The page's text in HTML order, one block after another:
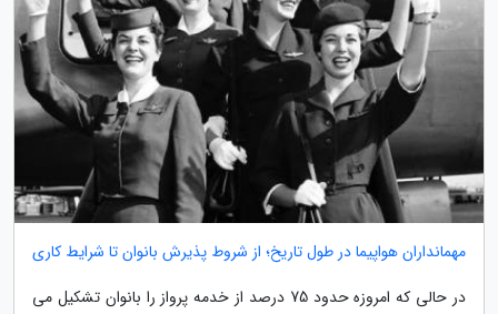
مهمانداران هواپیما در طول تاریخ؛ از شروط پذیرش بانوان تا شرایط کاری
در حالی که امروزه حدود 75 درصد از خدمه پرواز را بانوان تشکیل می